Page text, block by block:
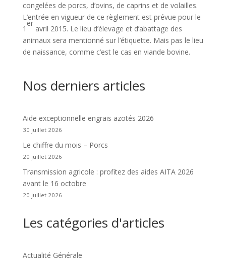
congelées de porcs, d’ovins, de caprins et de volailles.
L’entrée en vigueur de ce règlement est prévue pour le
1
er
avril 2015. Le lieu d’élevage et d’abattage des
animaux sera mentionné sur l’étiquette. Mais pas le lieu
de naissance, comme c’est le cas en viande bovine.
Nos derniers articles
Aide exceptionnelle engrais azotés 2026
30 juillet 2026
Le chiffre du mois – Porcs
20 juillet 2026
Transmission agricole : profitez des aides AITA 2026
avant le 16 octobre
20 juillet 2026
Les catégories d'articles
Actualité Générale